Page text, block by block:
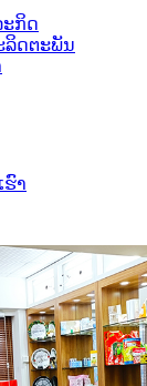
ະກິດ
ລິດຕະພັນ
ຮົາ